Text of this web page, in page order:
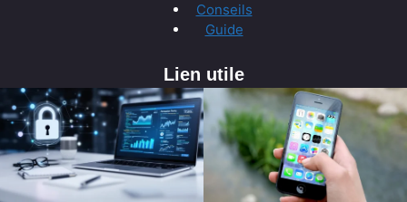
Conseils
Guide
Lien utile